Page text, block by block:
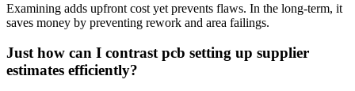
Examining adds upfront cost yet prevents flaws. In the long-term, it
saves money by preventing rework and area failings.
Just how can I contrast pcb setting up supplier
estimates efficiently?